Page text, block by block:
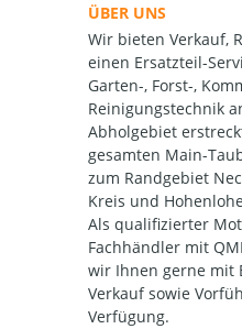
ÜBER UNS
Wir bieten Verkauf,
einen Ersatzteil-
Garten-, Forst-,
Reinigungstechnik
Abholgebiet
gesamten Main-
zum Randgebiet
Kreis und
Als qualifizierter
Fachhändler mit
wir Ihnen gerne mit
Verkauf sowie
Verfügung.